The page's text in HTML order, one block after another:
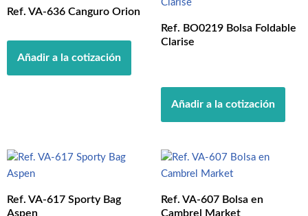
Ref. VA-636 Canguro Orion
Añadir a la cotización
Ref. BO0219 Bolsa Foldable
Clarise
Añadir a la cotización
Ref. VA-617 Sporty Bag
Aspen
Ref. VA-607 Bolsa en
Cambrel Market